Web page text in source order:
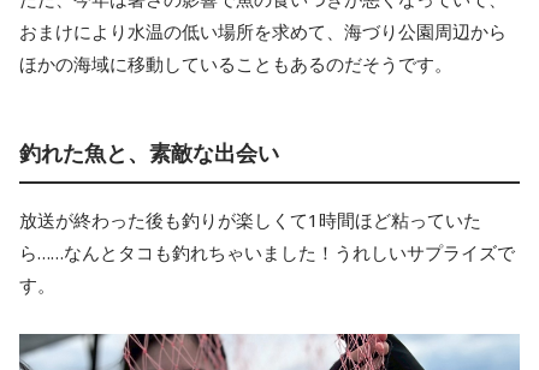
おまけにより水温の低い場所を求めて、海づり公園周辺から
ほかの海域に移動していることもあるのだそうです。
釣れた魚と、素敵な出会い
放送が終わった後も釣りが楽しくて1時間ほど粘っていた
ら……なんとタコも釣れちゃいました！うれしいサプライズで
す。